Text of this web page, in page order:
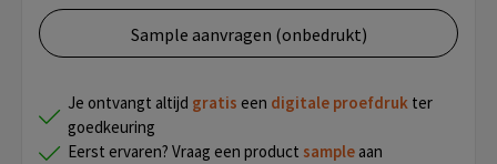
Sample aanvragen (onbedrukt)
Je ontvangt altijd gratis een digitale proefdruk ter
goedkeuring
Eerst ervaren? Vraag een product sample aan